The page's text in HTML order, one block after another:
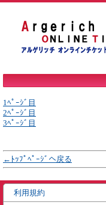
1ﾍﾟｰｼﾞ目
2ﾍﾟｰｼﾞ目
3ﾍﾟｰｼﾞ目
←ﾄｯﾌﾟﾍﾟｰｼﾞへ戻る
利用規約